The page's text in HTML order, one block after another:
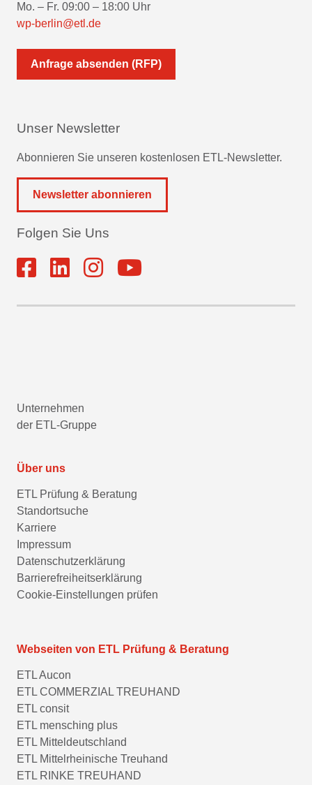
Mo. – Fr. 09:00 – 18:00 Uhr
wp-berlin@etl.de
Anfrage absenden (RFP)
Unser Newsletter
Abonnieren Sie unseren kostenlosen ETL-Newsletter.
Newsletter abonnieren
Folgen Sie Uns
Unternehmen
der ETL-Gruppe
Über uns
ETL Prüfung & Beratung
Standortsuche
Karriere
Impressum
Datenschutzerklärung
Barrierefreiheitserklärung
Cookie-Einstellungen prüfen
Webseiten von ETL Prüfung & Beratung
ETL Aucon
ETL COMMERZIAL TREUHAND
ETL consit
ETL mensching plus
ETL Mitteldeutschland
ETL Mittelrheinische Treuhand
ETL RINKE TREUHAND